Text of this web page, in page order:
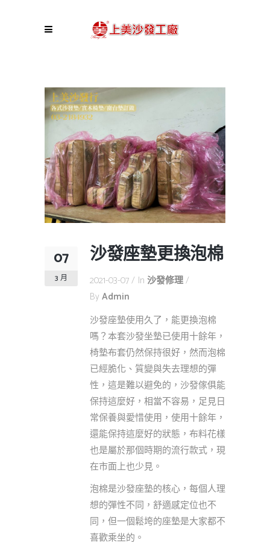
07
3 月
沙發座墊更換泡棉
2021-03-07 In 沙發修理
By Admin
沙發座墊使用久了，能更換泡棉
嗎？本套沙發坐墊已使用十餘年，
椅墊布套仍然保持很好，然而泡棉
已經脆化、質變與失去理想的彈
性，這是難以避免的，沙發傢俱能
保持這麼好，相當不容易，足見日
常保養與愛惜使用，使用十餘年，
還能保持這麼好的狀態，布料花樣
也是屬於那個時期的流行款式，現
在市面上也少見。
泡棉是沙發座墊的核心，每個人理
想的彈性不同，舒適感定位也不
同，但一個鬆垮的座墊是大家都不
喜歡乘坐的。